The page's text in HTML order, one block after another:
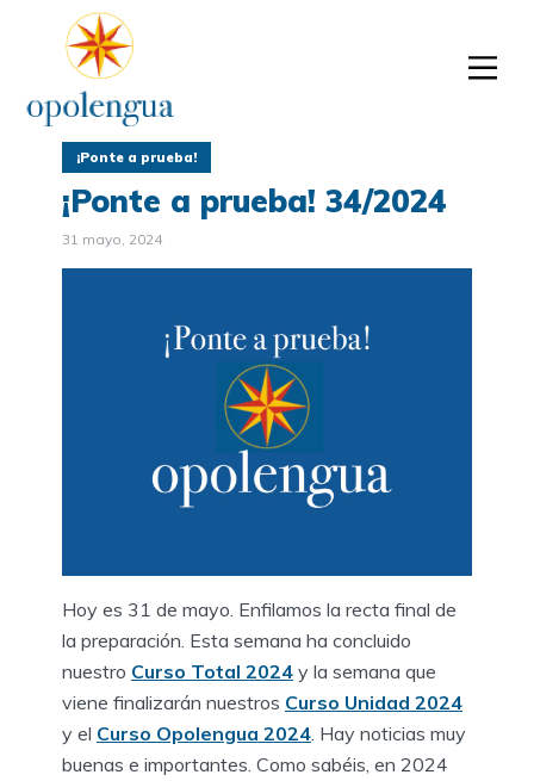
¡Ponte a prueba!
¡Ponte a prueba! 34/2024
31 mayo, 2024
Hoy es 31 de mayo. Enfilamos la recta final de
la preparación. Esta semana ha concluido
nuestro Curso Total 2024 y la semana que
viene finalizarán nuestros Curso Unidad 2024
y el Curso Opolengua 2024 . Hay noticias muy
buenas e importantes. Como sabéis, en 2024